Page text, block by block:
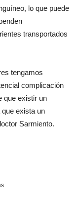
lo que puede
transportados
tengamos
complicación
que existir un
que exista un
Sarmiento.